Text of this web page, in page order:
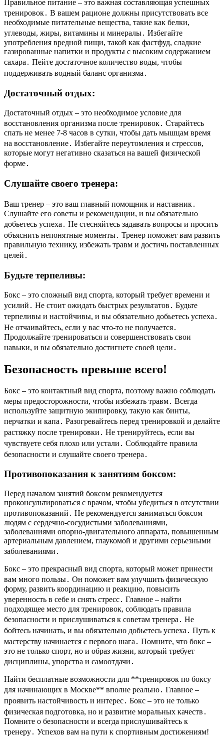
Правильное питание – это важная составляющая успешных
тренировок․ В вашем рационе должны присутствовать все
необходимые питательные вещества, такие как белки,
углеводы, жиры, витамины и минералы․ Избегайте
употребления вредной пищи, такой как фастфуд, сладкие
газированные напитки и продукты с высоким содержанием
сахара․ Пейте достаточное количество воды, чтобы
поддерживать водный баланс организма․
Достаточный отдых:
Достаточный отдых – это необходимое условие для
восстановления организма после тренировок․ Старайтесь
спать не менее 7-8 часов в сутки, чтобы дать мышцам время
на восстановление․ Избегайте переутомления и стрессов,
которые могут негативно сказаться на вашей физической
форме․
Слушайте своего тренера:
Ваш тренер – это ваш главный помощник и наставник․
Слушайте его советы и рекомендации, и вы обязательно
добьетесь успеха․ Не стесняйтесь задавать вопросы и просить
объяснить непонятные моменты․ Тренер поможет вам развить
правильную технику, избежать травм и достичь поставленных
целей․
Будьте терпеливы:
Бокс – это сложный вид спорта, который требует времени и
усилий․ Не стоит ожидать быстрых результатов․ Будьте
терпеливы и настойчивы, и вы обязательно добьетесь успеха․
Не отчаивайтесь, если у вас что-то не получается․
Продолжайте тренироваться и совершенствовать свои
навыки, и вы обязательно достигнете своей цели․
Безопасность превыше всего!
Бокс – это контактный вид спорта, поэтому важно соблюдать
меры предосторожности, чтобы избежать травм․ Всегда
используйте защитную экипировку, такую как бинты,
перчатки и капа․ Разогревайтесь перед тренировкой и делайте
растяжку после тренировки․ Не тренируйтесь, если вы
чувствуете себя плохо или устали․ Соблюдайте правила
безопасности и слушайте своего тренера․
Противопоказания к занятиям боксом:
Перед началом занятий боксом рекомендуется
проконсультироваться с врачом, чтобы убедиться в отсутствии
противопоказаний․ Не рекомендуется заниматься боксом
людям с сердечно-сосудистыми заболеваниями,
заболеваниями опорно-двигательного аппарата, повышенным
артериальным давлением, глаукомой и другими серьезными
заболеваниями․
Бокс – это прекрасный вид спорта, который может принести
вам много пользы․ Он поможет вам улучшить физическую
форму, развить координацию и реакцию, повысить
уверенность в себе и снять стресс․ Главное – найти
подходящее место для тренировок, соблюдать правила
безопасности и прислушиваться к советам тренера․ Не
бойтесь начинать, и вы обязательно добьетесь успеха․ Путь к
мастерству начинается с первого шага․ Помните, что бокс –
это не только спорт, но и образ жизни, который требует
дисциплины, упорства и самоотдачи․
Найти бесплатные возможности для **тренировок по боксу
для начинающих в Москве** вполне реально․ Главное –
проявить настойчивость и интерес․ Бокс – это не только
физическая подготовка, но и развитие моральных качеств․
Помните о безопасности и всегда прислушивайтесь к
тренеру․ Успехов вам на пути к спортивным достижениям!